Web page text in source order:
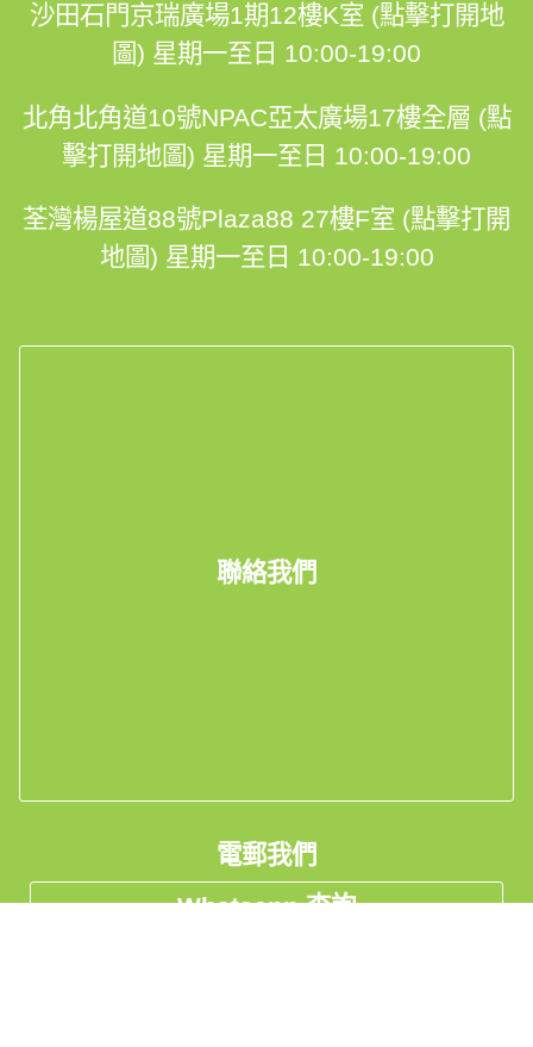
沙田石門京瑞廣場1期12樓K室 (點擊打開地
圖) 星期一至日 10:00-19:00
北角北角道10號NPAC亞太廣場17樓全層 (點
擊打開地圖) 星期一至日 10:00-19:00
荃灣楊屋道88號Plaza88 27樓F室 (點擊打開
地圖) 星期一至日 10:00-19:00
聯絡我們
電郵我們
Whatsapp 查詢